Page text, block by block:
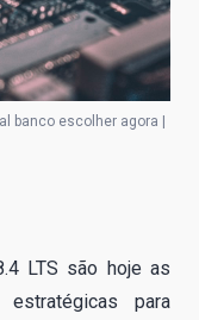
banco escolher agora |
LTS são hoje as
para